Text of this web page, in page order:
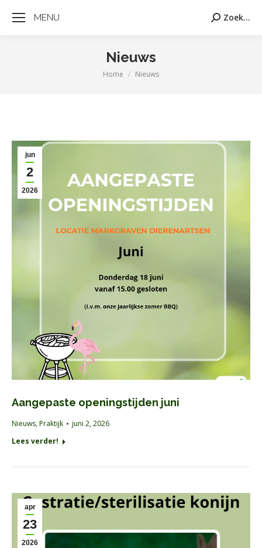
MENU Zoeken:
Zoek...
Nieuws
Je bent hier:
Home Nieuws
jun
2
2026
Aangepaste openingstijden juni
Nieuws,Praktijk
juni 2, 2026
Lees verder!
apr
23
2026